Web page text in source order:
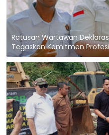
Ratusan Wartawan
Tegaskan Komitmen